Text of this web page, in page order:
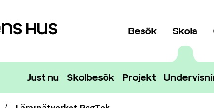
Besök Skola
Just nu Skolbesök Projekt